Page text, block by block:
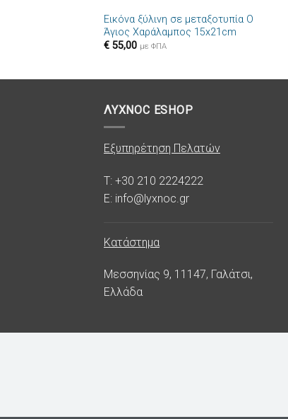
Πρόσθήκη
στην λίστα
Εικόνα ξύλινη σε μεταξοτυπία Ο
Άγιος Χαράλαμπος 15x21cm
€55,00 με ΦΠΑ
ΛΥΧΝΟC ESHOP
Εξυπηρέτηση Πελατών
T: +30 210 2224222
E: info@lyxnoc.gr
Κατάστημα
Μεσσηνίας 9, 11147, Γαλάτσι,
Ελλάδα